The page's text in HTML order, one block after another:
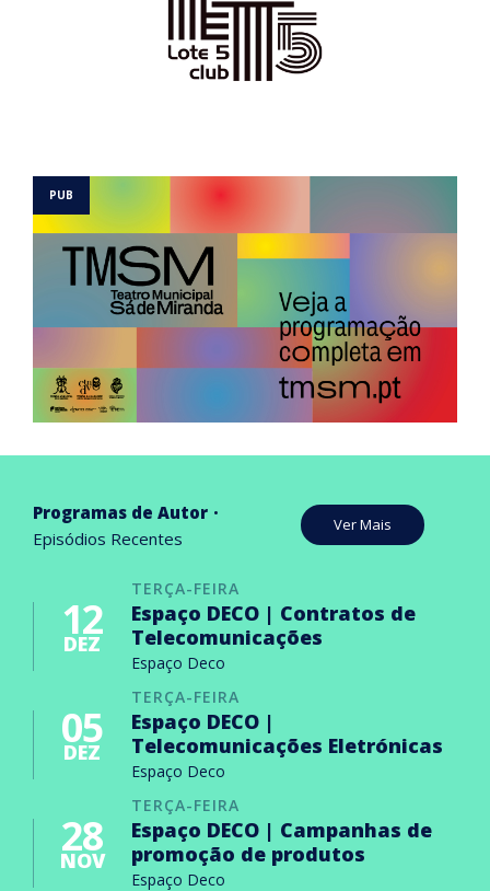
Programas de Autor
Episódios Recentes
Ver Mais
TERÇA-FEIRA
12
DEZ
Espaço DECO | Contratos de
Telecomunicações
Espaço Deco
TERÇA-FEIRA
05
DEZ
Espaço DECO |
Telecomunicações Eletrónicas
Espaço Deco
TERÇA-FEIRA
28
NOV
Espaço DECO | Campanhas de
promoção de produtos
Espaço Deco